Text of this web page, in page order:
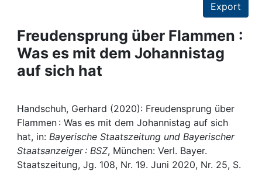
Projects
People
Awards
My FIS
Export
Freudensprung über Flammen :
Was es mit dem Johannistag
auf sich hat
Handschuh, Gerhard (2020): Freudensprung über
Flammen : Was es mit dem Johannistag auf sich
hat, in: Bayerische Staatszeitung und Bayerischer
Staatsanzeiger : BSZ, München: Verl. Bayer.
Staatszeitung, Jg. 108, Nr. 19. Juni 2020, Nr. 25, S.